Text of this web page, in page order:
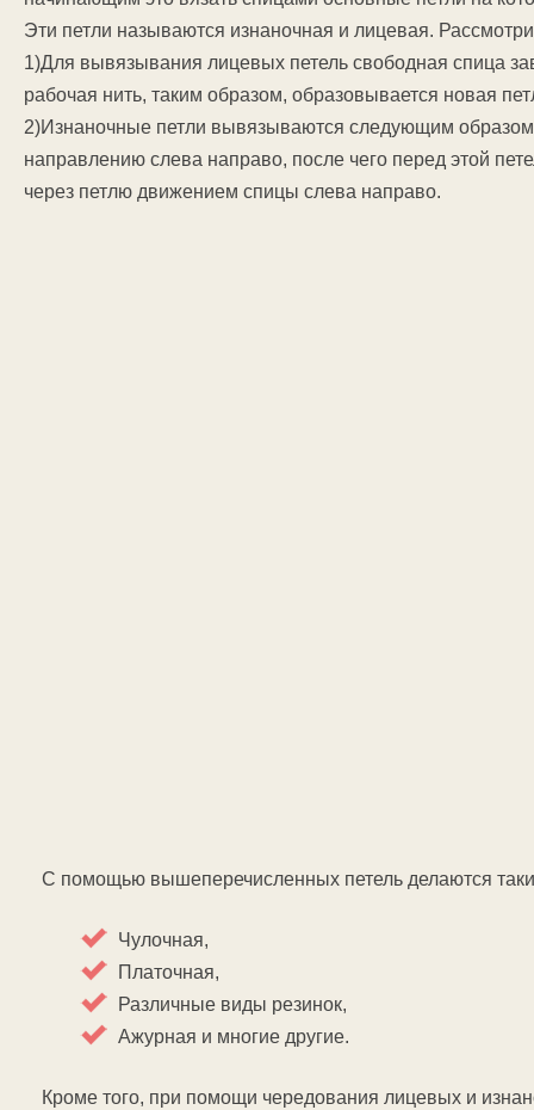
Эти петли называются изнаночная и лицевая.
1)Для вывязывания лицевых петель свободная спица
рабочая нить, таким образом, образовывается новая
2)Изнаночные петли вывязываются следующим
направлению слева направо, после чего перед этой
через петлю движением спицы слева направо.
С помощью вышеперечисленных петель делаются
Чулочная,
Платочная,
Различные виды резинок,
Ажурная и многие другие.
Кроме того, при помощи чередования лицевых и